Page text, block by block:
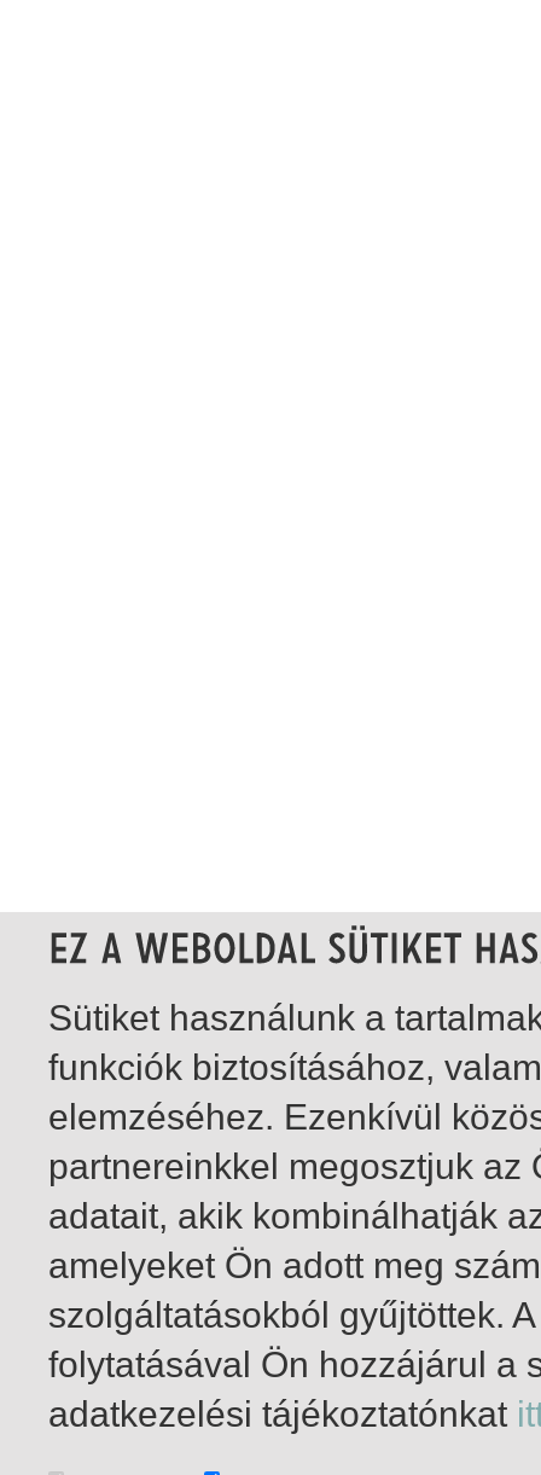
1-10 / insgesamt 10 Treffer
Sütiket használunk a
funkciók biztosításához,
elemzéséhez. Ezenkívül
partnereinkkel megosztjuk
adatait, akik kombinálhatják
amelyeket Ön adott meg
szolgáltatásokból gyűjtöttek.
folytatásával Ön hozzájárul a
adatkezelési tájékoztatónkat